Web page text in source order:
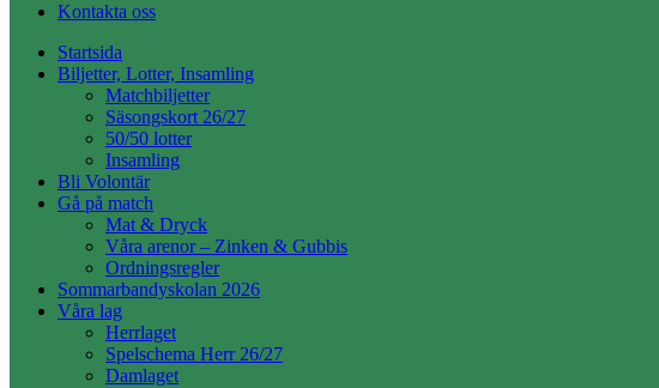
Kontakta oss
Startsida
Biljetter, Lotter, Insamling
Matchbiljetter
Säsongskort 26/27
50/50 lotter
Insamling
Bli Volontär
Gå på match
Mat & Dryck
Våra arenor – Zinken & Gubbis
Ordningsregler
Sommarbandyskolan 2026
Våra lag
Herrlaget
Spelschema Herr 26/27
Damlaget